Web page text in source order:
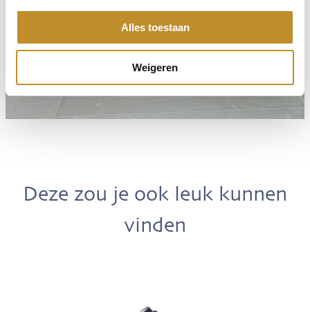
Alles toestaan
Weigeren
Deze zou je ook leuk kunnen
vinden